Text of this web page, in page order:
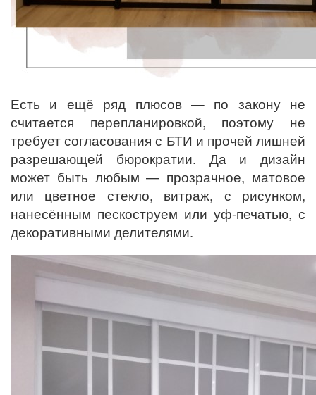
Есть и ещё ряд плюсов — по закону не
считается перепланировкой, поэтому не
требует согласования с БТИ и прочей лишней
разрешающей бюрократии. Да и дизайн
может быть любым — прозрачное, матовое
или цветное стекло, витраж, с рисунком,
нанесённым пескоструем или уф-печатью, с
декоративными делителями.